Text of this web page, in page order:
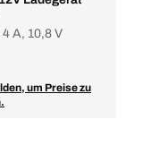
A, 10,8 V
um Preise zu